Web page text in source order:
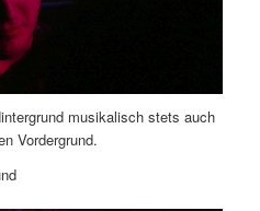
musikalisch stets auch
Vordergrund.